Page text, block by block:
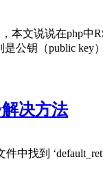
本文说说在php
公钥（public
决方法
找到